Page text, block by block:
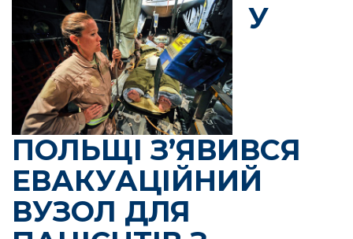
У
ПОЛЬЩІ З’ЯВИВСЯ
ЕВАКУАЦІЙНИЙ
ВУЗОЛ ДЛЯ